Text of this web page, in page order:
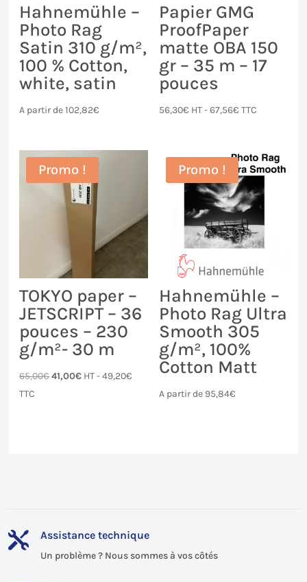
Hahnemühle –
Photo Rag
Satin 310 g/m²,
100 % Cotton,
white, satin
A partir de102,82€
Papier GMG
ProofPaper
matte OBA 150
gr – 35 m – 17
pouces
56,30€ HT -67,56€ TTC
Promo !
TOKYO paper –
JETSCRIPT – 36
pouces – 230
g/m²- 30 m
65,00€Le
41,00€Le
HT -49,20€
TTC
Promo !
Hahnemühle –
Photo Rag Ultra
Smooth 305
g/m², 100%
Cotton Matt
A partir de 95,84€
 Assistance technique
Un problème ? Nous sommes à vos côtés